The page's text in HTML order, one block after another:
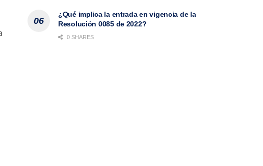
¿Qué implica la entrada en vigencia de la
Resolución 0085 de 2022?
0 SHARES